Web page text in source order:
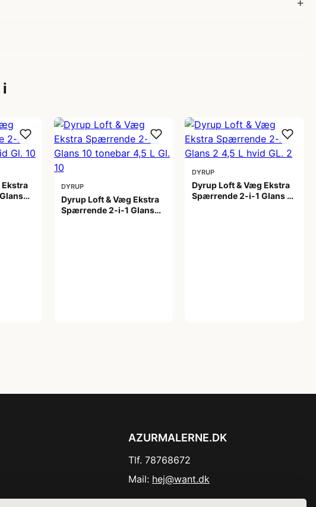
i
DYRUP
Dyrup Loft & Væg Ekstra
Spærrende 2-i-1 Glans
DYRUP
Dyrup Loft & Væg Ekstra
Spærrende 2-i-1 Glans 2
AZURMALERNE.DK
Tlf. 78768672
Mail: hej@want.dk